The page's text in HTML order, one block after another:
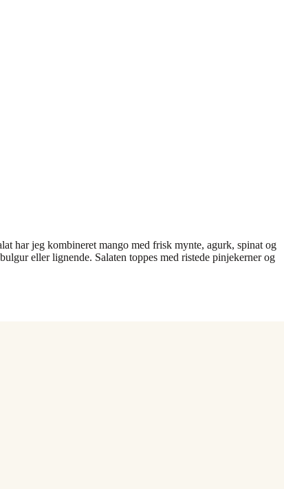
har jeg kombineret mango med frisk mynte, agurk, spinat og
eller lignende. Salaten toppes med ristede pinjekerner og